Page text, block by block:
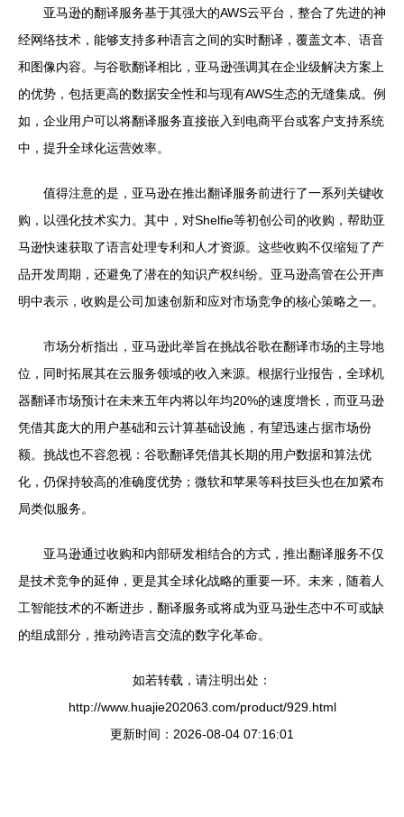
亚马逊的翻译服务基于其强大的AWS云平台，整合了先进的神
经网络技术，能够支持多种语言之间的实时翻译，覆盖文本、语音
和图像内容。与谷歌翻译相比，亚马逊强调其在企业级解决方案上
的优势，包括更高的数据安全性和与现有AWS生态的无缝集成。例
如，企业用户可以将翻译服务直接嵌入到电商平台或客户支持系统
中，提升全球化运营效率。
值得注意的是，亚马逊在推出翻译服务前进行了一系列关键收
购，以强化技术实力。其中，对Shelfie等初创公司的收购，帮助亚
马逊快速获取了语言处理专利和人才资源。这些收购不仅缩短了产
品开发周期，还避免了潜在的知识产权纠纷。亚马逊高管在公开声
明中表示，收购是公司加速创新和应对市场竞争的核心策略之一。
市场分析指出，亚马逊此举旨在挑战谷歌在翻译市场的主导地
位，同时拓展其在云服务领域的收入来源。根据行业报告，全球机
器翻译市场预计在未来五年内将以年均20%的速度增长，而亚马逊
凭借其庞大的用户基础和云计算基础设施，有望迅速占据市场份
额。挑战也不容忽视：谷歌翻译凭借其长期的用户数据和算法优
化，仍保持较高的准确度优势；微软和苹果等科技巨头也在加紧布
局类似服务。
亚马逊通过收购和内部研发相结合的方式，推出翻译服务不仅
是技术竞争的延伸，更是其全球化战略的重要一环。未来，随着人
工智能技术的不断进步，翻译服务或将成为亚马逊生态中不可或缺
的组成部分，推动跨语言交流的数字化革命。
如若转载，请注明出处：
http://www.huajie202063.com/product/929.html
更新时间：2026-08-04 07:16:01